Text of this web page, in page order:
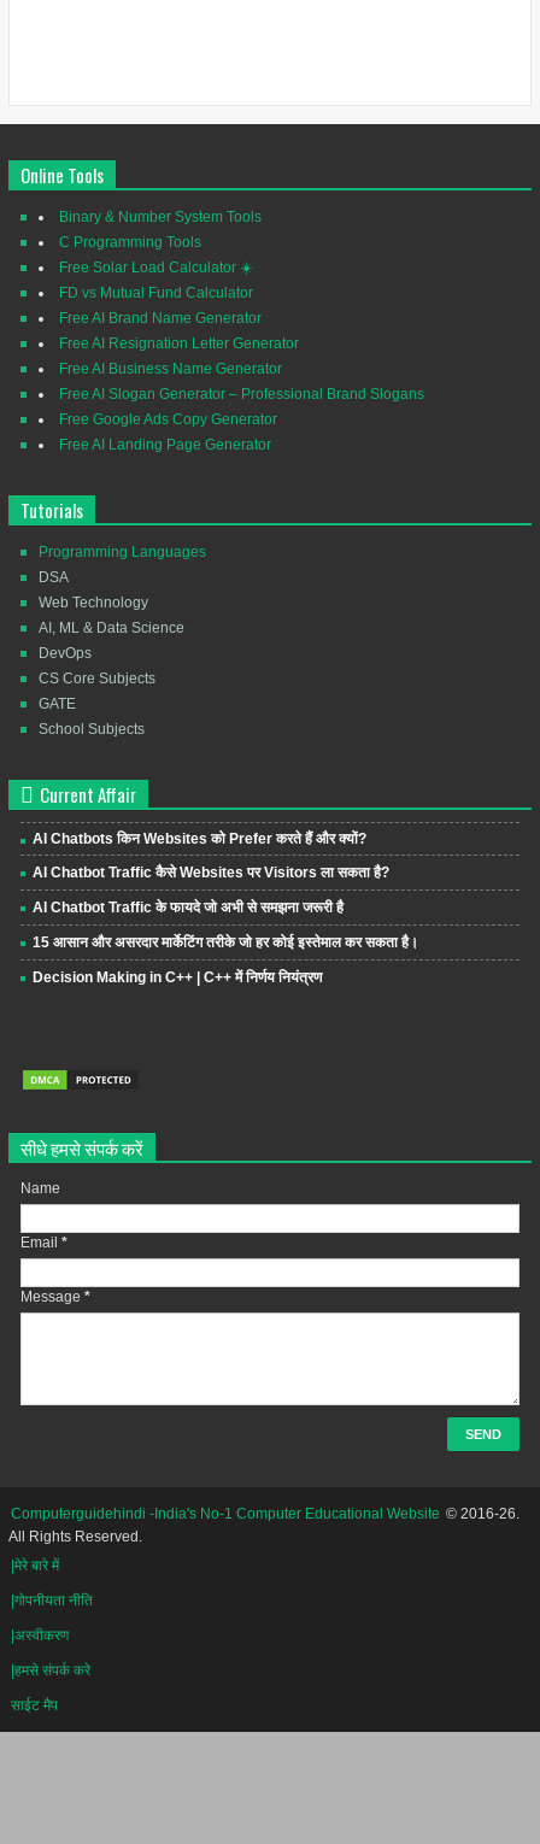
Online Tools
Binary & Number System Tools
C Programming Tools
Free Solar Load Calculator ☀️
FD vs Mutual Fund Calculator
Free AI Brand Name Generator
Free AI Resignation Letter Generator
Free AI Business Name Generator
Free AI Slogan Generator – Professional Brand Slogans
Free Google Ads Copy Generator
Free AI Landing Page Generator
Tutorials
Programming Languages
DSA
Web Technology
AI, ML & Data Science
DevOps
CS Core Subjects
GATE
School Subjects
Current Affair
AI Chatbots किन Websites को Prefer करते हैं और क्यों?
AI Chatbot Traffic कैसे Websites पर Visitors ला सकता है?
AI Chatbot Traffic के फायदे जो अभी से समझना जरूरी है
15 आसान और असरदार मार्केटिंग तरीके जो हर कोई इस्तेमाल कर सकता है।
Decision Making in C++ | C++ में निर्णय नियंत्रण
सीधे हमसे संपर्क करें
Name
Email *
Message *
Computerguidehindi -India's No-1 Computer Educational Website © 2016-26.
All Rights Reserved.
|मेरे बारे में
|गोपनीयता नीति
|अस्वीकरण
|हमसे संपर्क करे
साईट मैप